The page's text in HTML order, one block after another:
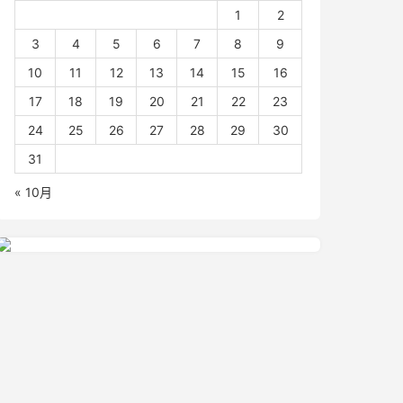
1
2
3
4 5 6 7 8
9
10
11 12 13 14 15
16
17
18 19 20 21 22
23
24
25 26 27 28 29
30
31
« 10月